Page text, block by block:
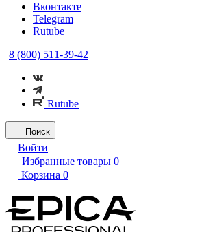
Вконтакте
Telegram
Rutube
8 (800) 511-39-42
Rutube
Поиск
Войти
Избранные товары 0
Корзина 0